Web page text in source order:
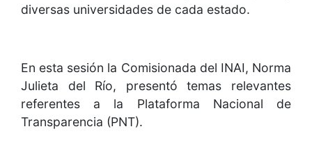
diversas universidades de cada estado.
En esta sesión la Comisionada del INAI, Norma
Julieta del Río, presentó temas relevantes
referentes a la Plataforma Nacional de
Transparencia (PNT).